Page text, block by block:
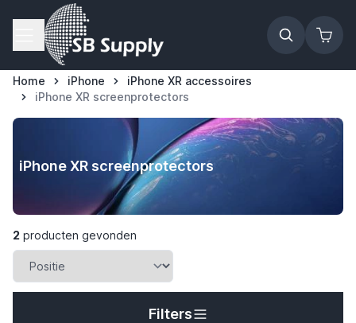
Ga naar de inhoud
Home iPhone
iPhone XR accessoires
iPhone XR screenprotectors
iPhone XR screenprotectors
2 producten gevonden
Filters